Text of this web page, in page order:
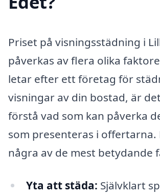
Priset på visningsstädning i
påverkas av flera olika
letar efter ett företag för
visningar av din bostad, är
förstå vad som kan påverka
som presenteras i offertarna.
några av de mest betydande
Yta att städa: Självklart